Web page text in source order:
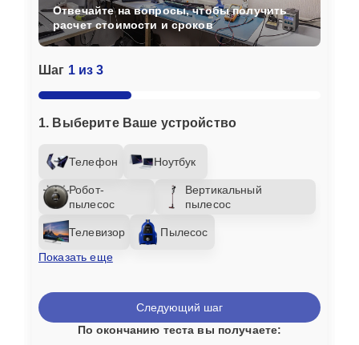
Шаг 1 из 3
1. Выберите Ваше устройство
Телефон Ноутбук
Робот-
пылесос
Вертикальный
пылесос
Телевизор
Пылесос
Показать еще
Отвечайте на вопросы, чтобы получить
расчет стоимости и сроков
Следующий шаг
По окончанию теста вы получаете: